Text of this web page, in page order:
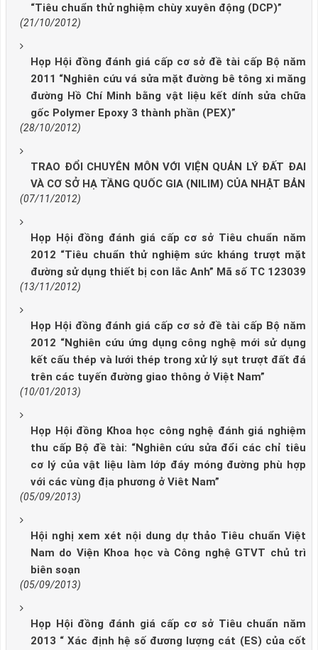
“Tiêu chuẩn thử nghiệm chùy xuyên động (DCP)”
(21/10/2012)
Họp Hội đồng đánh giá cấp cơ sở đề tài cấp Bộ năm
2011 “Nghiên cứu vá sửa mặt đường bê tông xi măng
đường Hồ Chí Minh bằng vật liệu kết dính sửa chữa
gốc Polymer Epoxy 3 thành phần (PEX)”
(28/10/2012)
TRAO ĐỔI CHUYÊN MÔN VỚI VIỆN QUẢN LÝ ĐẤT ĐAI
VÀ CƠ SỞ HẠ TẦNG QUỐC GIA (NILIM) CỦA NHẬT BẢN
(07/11/2012)
Họp Hội đồng đánh giá cấp cơ sở Tiêu chuẩn năm
2012 “Tiêu chuẩn thử nghiệm sức kháng trượt mặt
đường sử dụng thiết bị con lắc Anh” Mã số TC 123039
(13/11/2012)
Họp Hội đồng đánh giá cấp cơ sở đề tài cấp Bộ năm
2012 “Nghiên cứu ứng dụng công nghệ mới sử dụng
kết cấu thép và lưới thép trong xử lý sụt trượt đất đá
trên các tuyến đường giao thông ở Việt Nam”
(10/01/2013)
Họp Hội đồng Khoa học công nghệ đánh giá nghiệm
thu cấp Bộ đề tài: “Nghiên cứu sửa đổi các chỉ tiêu
cơ lý của vật liệu làm lớp đáy móng đường phù hợp
với các vùng địa phương ở Viêt Nam”
(05/09/2013)
Hội nghị xem xét nội dung dự thảo Tiêu chuẩn Việt
Nam do Viện Khoa học và Công nghệ GTVT chủ trì
biên soạn
(05/09/2013)
Họp Hội đồng đánh giá cấp cơ sở Tiêu chuẩn năm
2013 “ Xác định hệ số đương lượng cát (ES) của cốt